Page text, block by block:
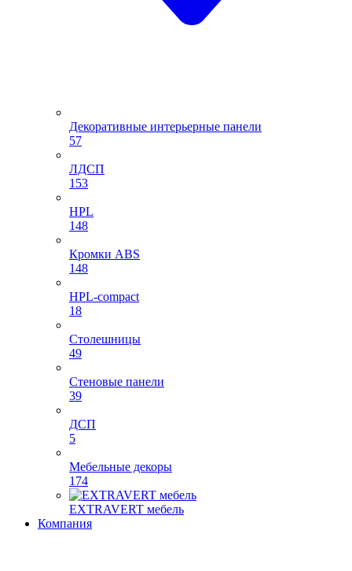
Декоративные интерьерные панели
57
ЛДСП
153
HPL
148
Кромки ABS
148
HPL-compact
18
Столешницы
49
Стеновые панели
39
ДСП
5
Мебельные декоры
174
EXTRAVERT мебель
Компания